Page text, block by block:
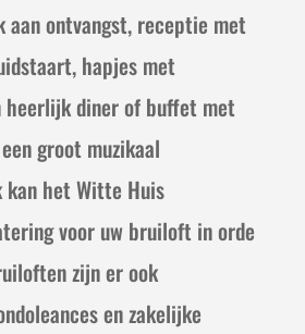
aan ontvangst, receptie met
hapjes met
heerlijk diner of buffet met
groot muzikaal
kan het Witte Huis
voor uw bruiloft in orde
zijn er ook
en zakelijke